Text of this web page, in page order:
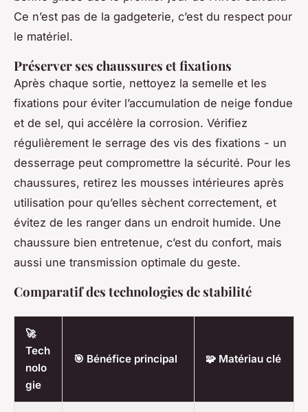
Ce n’est pas de la gadgeterie, c’est du respect pour
le matériel.
Préserver ses chaussures et fixations
Après chaque sortie, nettoyez la semelle et les
fixations pour éviter l’accumulation de neige fondue
et de sel, qui accélère la corrosion. Vérifiez
régulièrement le serrage des vis des fixations - un
desserrage peut compromettre la sécurité. Pour les
chaussures, retirez les mousses intérieures après
utilisation pour qu’elles sèchent correctement, et
évitez de les ranger dans un endroit humide. Une
chaussure bien entretenue, c’est du confort, mais
aussi une transmission optimale du geste.
Comparatif des technologies de stabilité
🚀
Tech
nolo
gie
🎯 Bénéfice principal 🧩 Matériau clé